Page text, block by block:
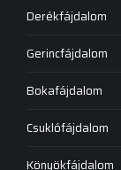
Derékfájdalom
Gerincfájdalom
Bokafájdalom
Csuklófájdalom
Könyökfájdalom